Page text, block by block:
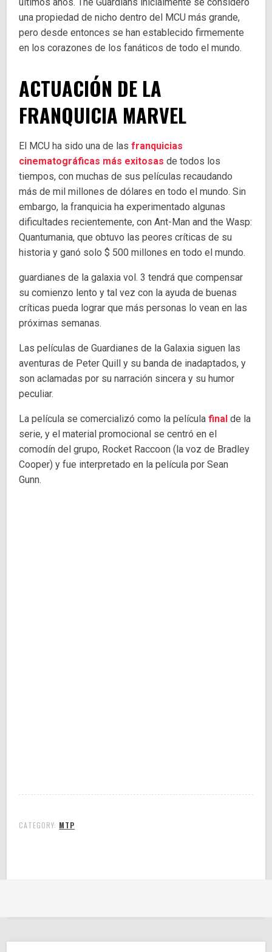
últimos años. The Guardians inicialmente se consideró
una propiedad de nicho dentro del MCU más grande,
pero desde entonces se han establecido firmemente
en los corazones de los fanáticos de todo el mundo.
ACTUACIÓN DE LA
FRANQUICIA MARVEL
El MCU ha sido una de lasfranquicias
cinematográficas más exitosas de todos los
tiempos, con muchas de sus películas recaudando
más de mil millones de dólares en todo el mundo. Sin
embargo, la franquicia ha experimentado algunas
dificultades recientemente, con Ant-Man and the Wasp:
Quantumania, que obtuvo las peores críticas de su
historia y ganó solo $ 500 millones en todo el mundo.
guardianes de la galaxia vol. 3 tendrá que compensar
su comienzo lento y tal vez con la ayuda de buenas
críticas pueda lograr que más personas lo vean en las
próximas semanas.
Las películas de Guardianes de la Galaxia siguen las
aventuras de Peter Quill y su banda de inadaptados, y
son aclamadas por su narración sincera y su humor
peculiar.
La película se comercializó como la películafinal de la
serie, y el material promocional se centró en el
comodín del grupo, Rocket Raccoon (la voz de Bradley
Cooper) y fue interpretado en la película por Sean
Gunn.
CATEGORY: MTP